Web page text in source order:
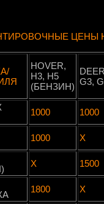
ЦЕНЫ
HOVER,
H3, H5
(БЕНЗИН) G3,
1000
1000
1000
X
X
1500
1800
X